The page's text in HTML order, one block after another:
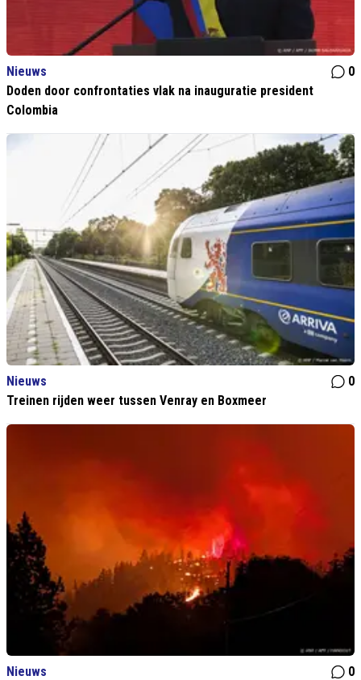
Nieuws
0
Doden door confrontaties vlak na inauguratie president
Colombia
Nieuws
0
Treinen rijden weer tussen Venray en Boxmeer
Nieuws
0